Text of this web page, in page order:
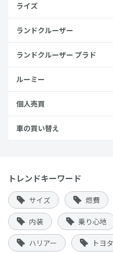
ライズ
ランドクルーザー
ランドクルーザー プラド
ルーミー
個人売買
車の買い替え
トレンドキーワード
サイズ 燃費
内装 乗り心地
ハリアー トヨタ